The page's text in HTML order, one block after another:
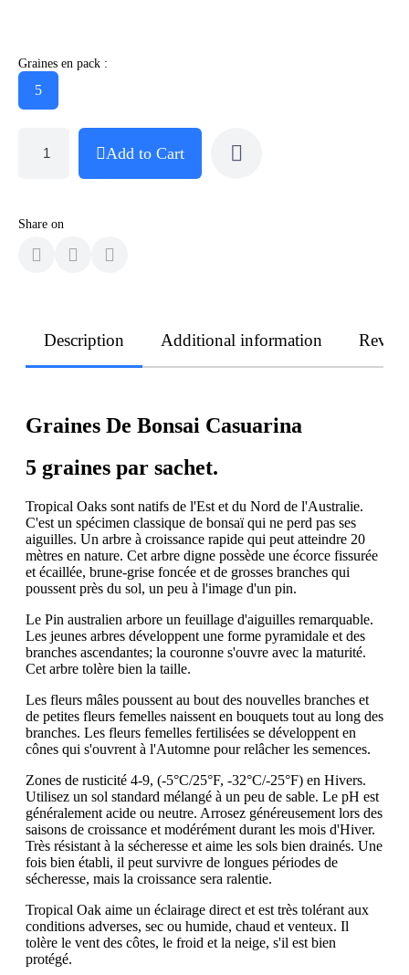
Graines en pack :
5
Add to Cart
Share on
Description Additional information
Graines De Bonsai Casuarina
5 graines par sachet.
Tropical Oaks sont natifs de l'Est et du Nord de l'Australie.
C'est un spécimen classique de bonsaï qui ne perd pas ses
aiguilles. Un arbre à croissance rapide qui peut atteindre 20
mètres en nature. Cet arbre digne possède une écorce fissurée
et écaillée, brune-grise foncée et de grosses branches qui
poussent près du sol, un peu à l'image d'un pin.
Le Pin australien arbore un feuillage d'aiguilles remarquable.
Les jeunes arbres développent une forme pyramidale et des
branches ascendantes; la couronne s'ouvre avec la maturité.
Cet arbre tolère bien la taille.
Les fleurs mâles poussent au bout des nouvelles branches et
de petites fleurs femelles naissent en bouquets tout au long des
branches. Les fleurs femelles fertilisées se développent en
cônes qui s'ouvrent à l'Automne pour relâcher les semences.
Zones de rusticité 4-9, (-5°C/25°F, -32°C/-25°F) en Hivers.
Utilisez un sol standard mélangé à un peu de sable. Le pH est
généralement acide ou neutre. Arrosez généreusement lors des
saisons de croissance et modérément durant les mois d'Hiver.
Très résistant à la sécheresse et aime les sols bien drainés. Une
fois bien établi, il peut survivre de longues périodes de
sécheresse, mais la croissance sera ralentie.
Tropical Oak aime un éclairage direct et est très tolérant aux
conditions adverses, sec ou humide, chaud et venteux. Il
tolère le vent des côtes, le froid et la neige, s'il est bien
protégé.